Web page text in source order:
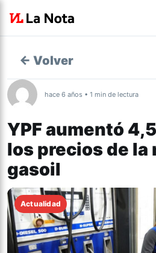
← Volver
hace 6 años • 1 min de lectura
YPF aumentó
los precios de la
gasoil
Actualidad